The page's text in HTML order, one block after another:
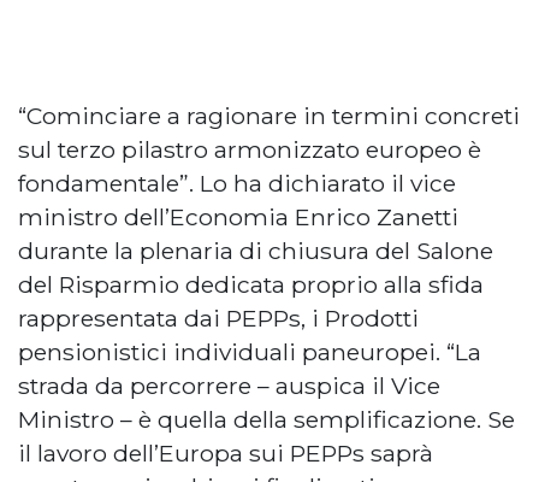
“Cominciare a ragionare in termini concreti
sul terzo pilastro armonizzato europeo è
fondamentale”. Lo ha dichiarato il vice
ministro dell’Economia Enrico Zanetti
durante la plenaria di chiusura del Salone
del Risparmio dedicata proprio alla sfida
rappresentata dai PEPPs, i Prodotti
pensionistici individuali paneuropei. “La
strada da percorrere – auspica il Vice
Ministro – è quella della semplificazione. Se
il lavoro dell’Europa sui PEPPs saprà